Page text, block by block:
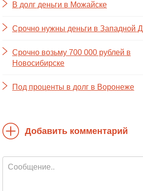
В долг деньги в Можайске
Срочно нужны деньги в Западной
Срочно возьму 700 000 рублей в
Новосибирске
Под проценты в долг в Воронеже
Добавить комментарий